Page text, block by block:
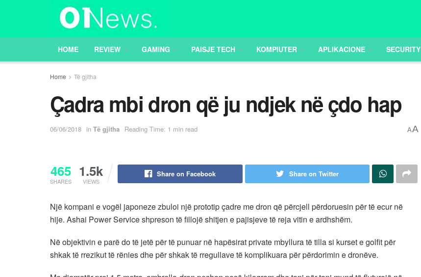
HOME REVIEW GAMING PAISJE TECH KOMPIUTER APLIKACIONE SECURITY
Home Të gjitha
Çadra mbi dron që ju ndjek në çdo hap
06/06/2018 in Të gjitha Reading Time: 1 min read AA
465
SHARES
1.5k
VIEWS
Share on Facebook Share on Twitter
Një kompani e vogël japoneze zbuloi një prototip çadre me dron që përcjell përdoruesin për të ecur në
hije. Ashai Power Service shpreson të fillojë shitjen e pajisjeve të reja vitin e ardhshëm.
Në objektivin e parë do të jetë për të punuar në hapësirat private mbyllura të tilla si kurset e golfit për
shkak të rrezikut të rënies dhe për shkak të rregullave të komplikuara për përdorimin e dronëve.